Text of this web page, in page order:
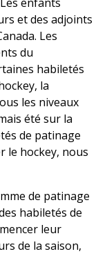
et des adjoints
Les
du
habiletés
la
les niveaux
été sur la
de patinage
le hockey, nous
de patinage
habiletés de
leur
de la saison,